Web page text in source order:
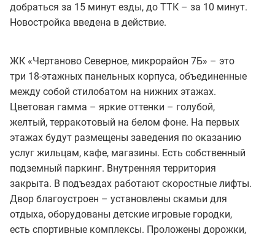
добраться за 15 минут езды, до ТТК – за 10 минут.
Новостройка введена в действие.
ЖК «Чертаново Северное, микрорайон 7Б» – это
три 18-этажных панельных корпуса, объединенные
между собой стилобатом на нижних этажах.
Цветовая гамма – яркие оттенки – голубой,
желтый, терракотовый на белом фоне. На первых
этажах будут размещены заведения по оказанию
услуг жильцам, кафе, магазины. Есть собственный
подземный паркинг. Внутренняя территория
закрыта. В подъездах работают скоростные лифты.
Двор благоустроен – установлены скамьи для
отдыха, оборудованы детские игровые городки,
есть спортивные комплексы. Проложены дорожки,